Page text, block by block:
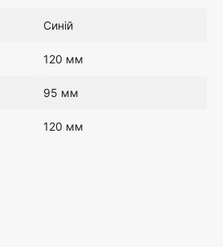
Синій
120 мм
95 мм
120 мм